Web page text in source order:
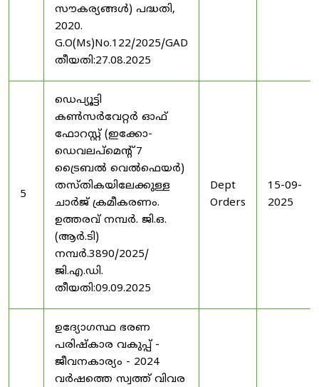
സൗകര്യങ്ങൾ) പദ്ധതി,
2020.
G.O(Ms)No.122/2025/GAD
തീയതി:27.08.2025
5
ഡെപ്യൂട്ടി
കൺസർവേറ്റർ ഓഫ്
ഫോറസ്റ്റ് (ഇക്കോ-
ഡെവലപ്മെന്റ് 7
ട്രൈബൽ വെൽഫെയർ)
തസ്തികയിലേക്കുള്ള
ചാർജ് ക്രമീകരണം.
ഉത്തരവ് നമ്പർ. ജി.ഒ.
(ആർ.ടി)
നമ്പർ.3890/2025/
ജി.എ.ഡി.
തീയതി:09.09.2025
Dept
Orders
15-09-
2025
ഉദ്യോഗസ്ഥ ഭരണ
പരിഷ്കാര വകുപ്പ് -
ജീവനകാര്യം - 2024
വർഷത്തെ സ്വത്ത് വിവര